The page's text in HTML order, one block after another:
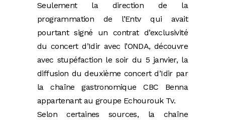
Seulement la direction de la
programmation de l’Entv qui avait
pourtant signé un contrat d’exclusivité
du concert d’Idir avec l’ONDA, découvre
avec stupéfaction le soir du 5 janvier, la
diffusion du deuxième concert d’Idir par
la chaîne gastronomique CBC Benna
appartenant au groupe Echourouk Tv.
Selon certaines sources, la chaîne